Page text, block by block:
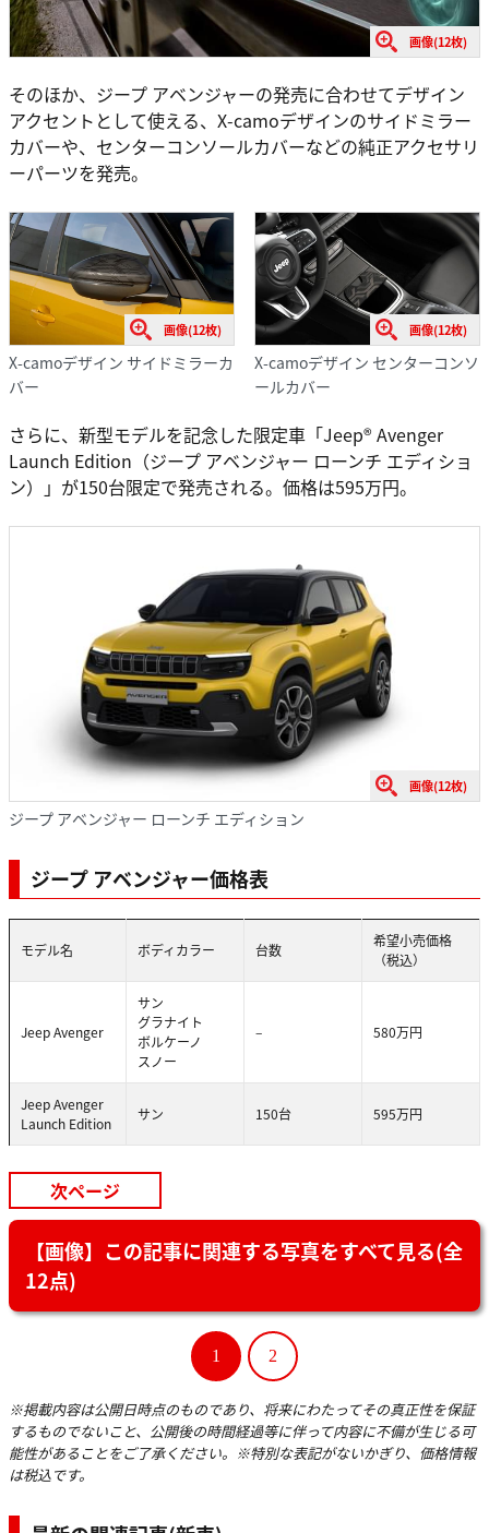
画像(12枚)
そのほか、ジープ アベンジャーの発売に合わせてデザイン
アクセントとして使える、X-camoデザインのサイドミラー
カバーや、センターコンソールカバーなどの純正アクセサリ
ーパーツを発売。
画像(12枚)
X-camoデザイン サイドミラーカ
バー
画像(12枚)
X-camoデザイン センターコンソ
ールカバー
さらに、新型モデルを記念した限定車「Jeep® Avenger
Launch Edition（ジープ アベンジャー ローンチ エディショ
ン）」が150台限定で発売される。価格は595万円。
画像(12枚)
ジープ アベンジャー ローンチ エディション
ジープ アベンジャー価格表
モデル名 ボディカラー 台数
希望小売価格
（税込）
Jeep Avenger
サン
グラナイト
ボルケーノ
スノー
– 580万円
Jeep Avenger
Launch Edition
サン 150台 595万円
次ページ
【画像】この記事に関連する写真をすべて見る(全
12点)
1 2
※掲載内容は公開日時点のものであり、将来にわたってその真正性を保証
するものでないこと、公開後の時間経過等に伴って内容に不備が生じる可
能性があることをご了承ください。※特別な表記がないかぎり、価格情報
は税込です。